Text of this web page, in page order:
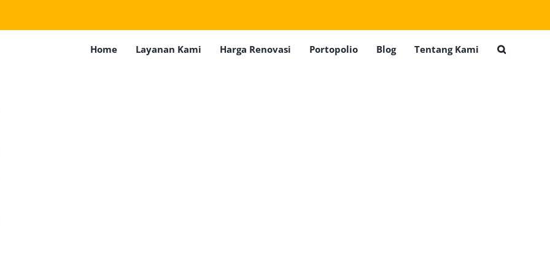
Home Layanan Kami Harga Renovasi Portopolio Blog Tentang Kami